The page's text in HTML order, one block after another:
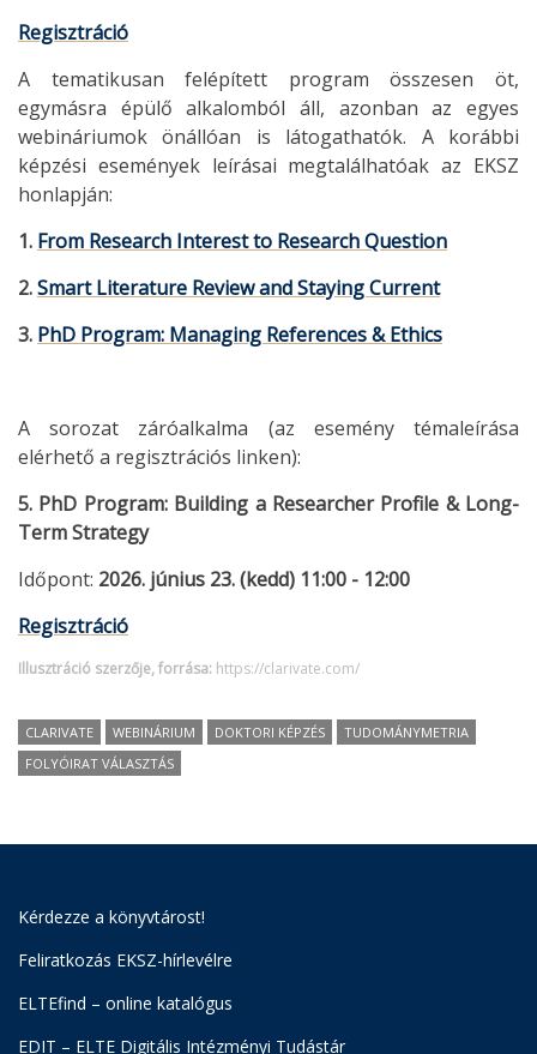
Regisztráció
A tematikusan felépített program összesen öt,
egymásra épülő alkalomból áll, azonban az egyes
webináriumok önállóan is látogathatók. A korábbi
képzési események leírásai megtalálhatóak az EKSZ
honlapján:
1. From Research Interest to Research Question
2.Smart Literature Review and Staying Current
3. PhD Program: Managing References & Ethics
A sorozat záróalkalma (az esemény témaleírása
elérhető a regisztrációs linken):
5. PhD Program: Building a Researcher Profile & Long-
Term Strategy
Időpont: 2026. június 23. (kedd) 11:00 - 12:00
Regisztráció
Illusztráció szerzője, forrása: https://clarivate.com/
CLARIVATE WEBINÁRIUM DOKTORI KÉPZÉS
TUDOMÁNYMETRIA
FOLYÓIRAT VÁLASZTÁS
Kérdezze a könyvtárost!
Feliratkozás EKSZ-hírlevélre
ELTEfind – online katalógus
EDIT – ELTE Digitális Intézményi Tudástár